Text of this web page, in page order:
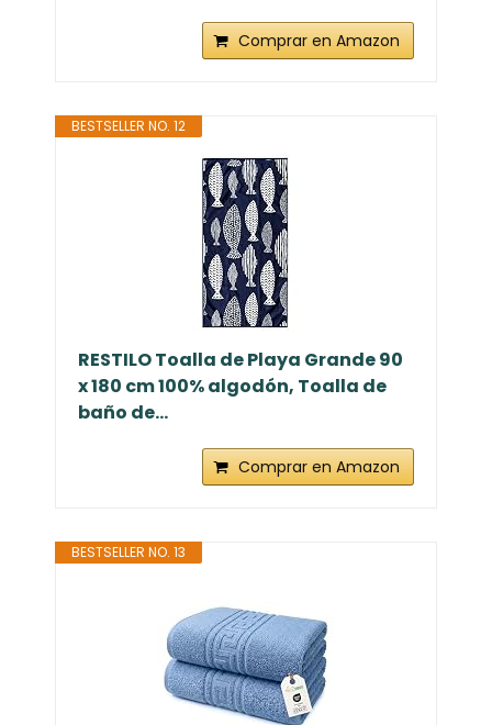
Comprar en Amazon
BESTSELLER NO. 12
RESTILO Toalla de Playa Grande 90
x 180 cm 100% algodón, Toalla de
baño de...
Comprar en Amazon
BESTSELLER NO. 13